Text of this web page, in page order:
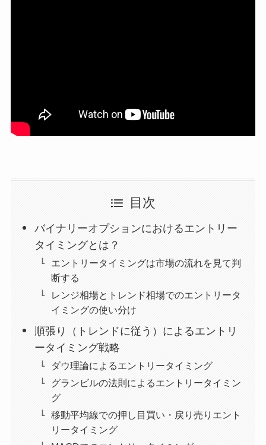
目次
バイナリーオプションにおけるエントリー
タイミングとは？
エントリータイミングは市場の流れを見て判
断する
レンジ相場とトレンド相場でのエントリータ
イミングの使い分け
順張り（トレンドに従う）によるエントリ
ータイミング戦略
ダウ理論によるエントリータイミング
グランビルの法則によるエントリータイミン
グ
移動平均線での押し目買い・戻り売りエント
リータイミング